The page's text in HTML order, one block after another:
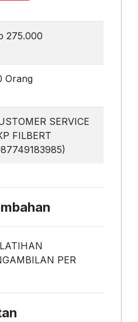
275.000
Orang
SERVICE
FILBERT
PER